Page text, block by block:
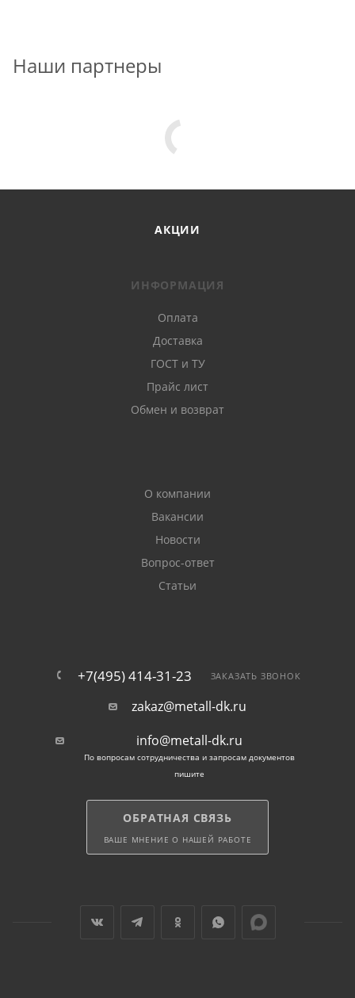
Наши партнеры
АКЦИИ
ИНФОРМАЦИЯ
Оплата
Доставка
ГОСТ и ТУ
Прайс лист
Обмен и возврат
О компании
Вакансии
Новости
Вопрос-ответ
Статьи
+7(495) 414-31-23 ЗАКАЗАТЬ ЗВОНОК
zakaz@metall-dk.ru
info@metall-dk.ru
По вопросам сотрудничества и запросам документов
пишите
ОБРАТНАЯ СВЯЗЬ
ВАШЕ МНЕНИЕ О НАШЕЙ РАБОТЕ